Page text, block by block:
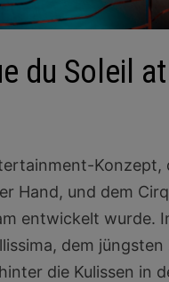
du Soleil
Konzept,
Hand, und dem
entwickelt wurde.
dem
die Kulissen in